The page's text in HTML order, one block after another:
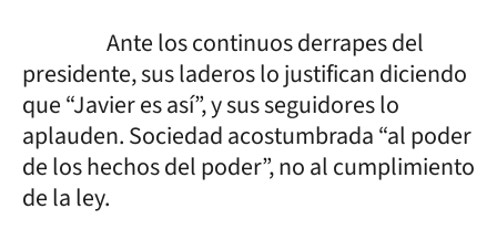
Ante los continuos derrapes del
presidente, sus laderos lo justifican diciendo
que “Javier es así”, y sus seguidores lo
aplauden. Sociedad acostumbrada “al poder
de los hechos del poder”, no al cumplimiento
de la ley.